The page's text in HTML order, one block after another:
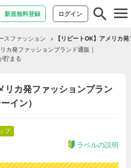
新規無料登録 ログイン
スファッション
【リピートOK】アメリカ
カ発ファッションブランド通販｜
貯まる
リカ発ファッションブラン
イン）
プ
ラベルの説明